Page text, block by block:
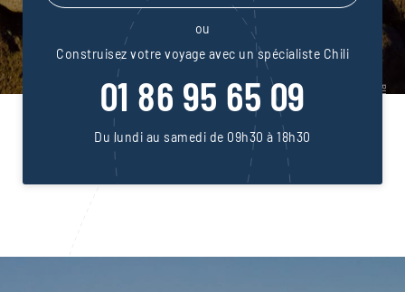
ou
Construisez votre voyage avec un spécialiste Chili
01 86 95 65 09
Du lundi au samedi de 09h30 à 18h30